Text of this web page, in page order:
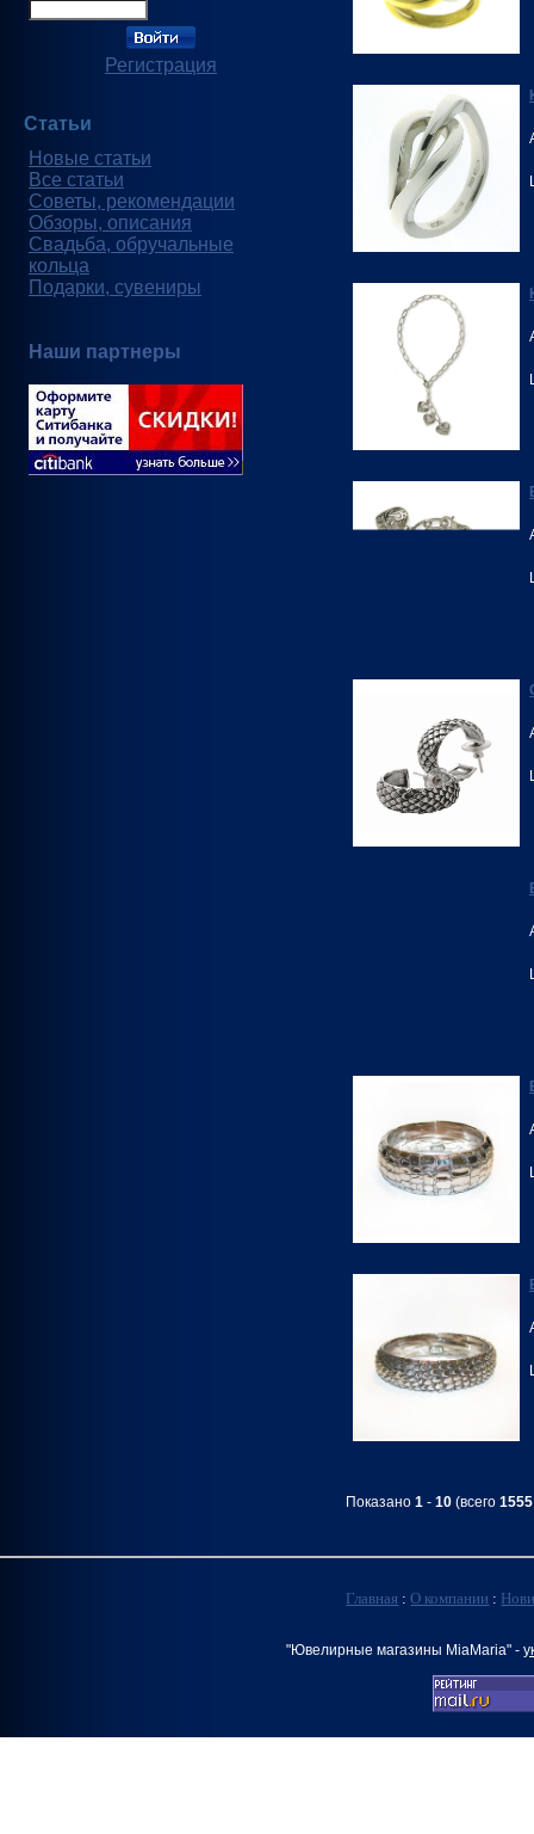
Регистрация
Статьи
Новые статьи
Все статьи
Советы, рекомендации
Обзоры, описания
Свадьба, обручальные
кольца
Подарки, сувениры
Наши партнеры
Показано 1 - 10 (всего 1555
Главная :О компании :
"Ювелирные магазины MiaMaria" -